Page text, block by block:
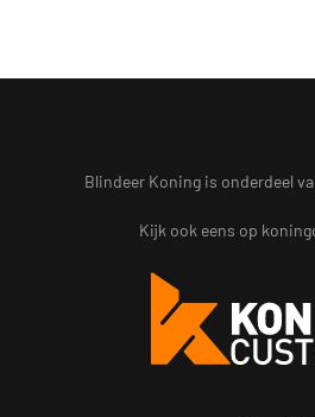
Blindeer Koning is onderdeel
Kijk ook eens op